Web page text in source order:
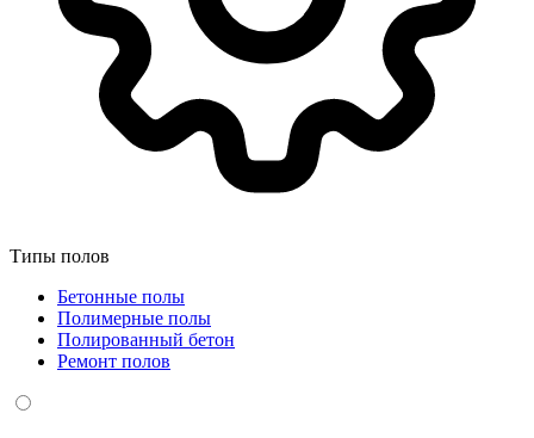
Типы полов
Бетонные полы
Полимерные полы
Полированный бетон
Ремонт полов